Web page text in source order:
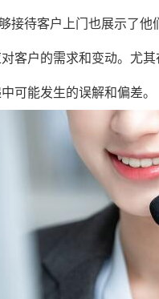
接待客户上门也展示了
客户的需求和变动。尤
可能发生的误解和偏差。